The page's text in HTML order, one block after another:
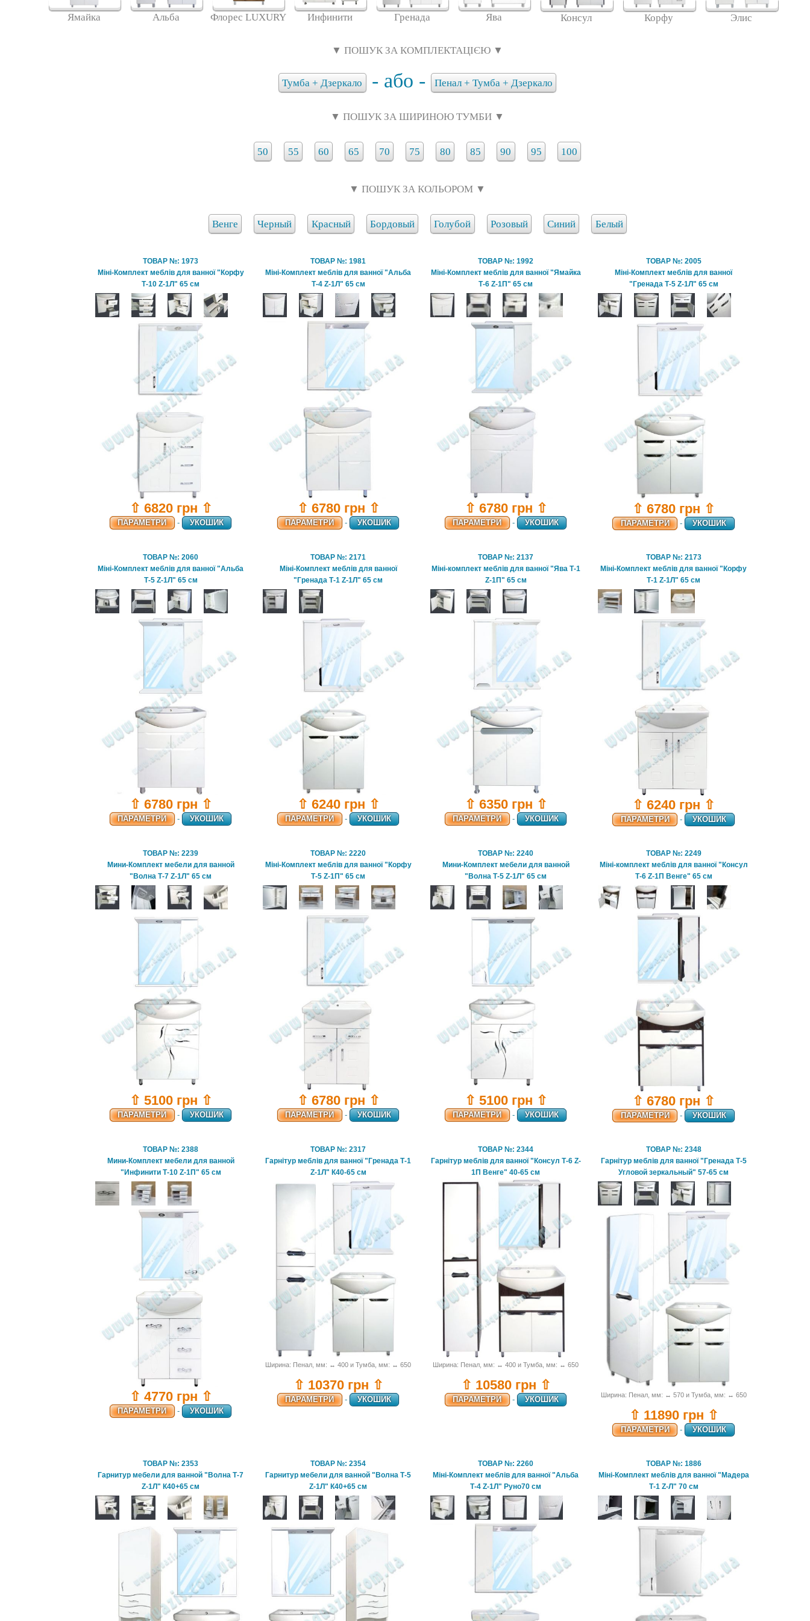
Ямайка Альба Флорес LUXURY Инфинити Гренада Ява Консул Корфу Элис
▼ ПОШУК ЗА КОМПЛЕКТАЦІЄЮ ▼
Тумба + Дзеркало - або - Пенал + Тумба + Дзеркало
▼ ПОШУК ЗА ШИРИНОЮ ТУМБИ ▼
50 55 60 65 70 75 80 85 90 95 100
▼ ПОШУК ЗА КОЛЬОРОМ ▼
Венге Черный Красный Бордовый Голубой Розовый Синий Белый
ТОВАР №: 1973
Міні-Комплект меблів для ванної "Корфу
Т-10 Z-1Л" 65 см
⇧ 6820 грн ⇧
ПАРАМЕТРИ - УКОШИК
ТОВАР №: 1981
Міні-Комплект меблів для ванної "Альба
Т-4 Z-1Л" 65 см
⇧ 6780 грн ⇧
ПАРАМЕТРИ - УКОШИК
ТОВАР №: 1992
Міні-Комплект меблів для ванної "Ямайка
Т-6 Z-1П" 65 см
⇧ 6780 грн ⇧
ПАРАМЕТРИ - УКОШИК
ТОВАР №: 2005
Міні-Комплект меблів для ванної
"Гренада Т-5 Z-1Л" 65 см
⇧ 6780 грн ⇧
ПАРАМЕТРИ - УКОШИК
ТОВАР №: 2060
Міні-Комплект меблів для ванної "Альба
Т-5 Z-1Л" 65 см
⇧ 6780 грн ⇧
ПАРАМЕТРИ - УКОШИК
ТОВАР №: 2171
Міні-Комплект меблів для ванної
"Гренада Т-1 Z-1Л" 65 см
⇧ 6240 грн ⇧
ПАРАМЕТРИ - УКОШИК
ТОВАР №: 2137
Міні-комплект меблів для ванної "Ява Т-1
Z-1П" 65 см
⇧ 6350 грн ⇧
ПАРАМЕТРИ - УКОШИК
ТОВАР №: 2173
Міні-Комплект меблів для ванної "Корфу
Т-1 Z-1Л" 65 см
⇧ 6240 грн ⇧
ПАРАМЕТРИ - УКОШИК
ТОВАР №: 2239
Мини-Комплект мебели для ванной
"Волна Т-7 Z-1Л" 65 см
⇧ 5100 грн ⇧
ПАРАМЕТРИ - УКОШИК
ТОВАР №: 2220
Міні-Комплект меблів для ванної "Корфу
Т-5 Z-1П" 65 см
⇧ 6780 грн ⇧
ПАРАМЕТРИ - УКОШИК
ТОВАР №: 2240
Мини-Комплект мебели для ванной
"Волна Т-5 Z-1Л" 65 см
⇧ 5100 грн ⇧
ПАРАМЕТРИ - УКОШИК
ТОВАР №: 2249
Міні-комплект меблів для ванної "Консул
Т-6 Z-1П Венге" 65 см
⇧ 6780 грн ⇧
ПАРАМЕТРИ - УКОШИК
ТОВАР №: 2388
Мини-Комплект мебели для ванной
"Инфинити Т-10 Z-1П" 65 см
⇧ 4770 грн ⇧
ПАРАМЕТРИ - УКОШИК
ТОВАР №: 2317
Гарнітур меблів для ванної "Гренада Т-1
Z-1Л" К40-65 см
Ширина: Пенал, мм: ↔ 400 и Тумба, мм: ↔ 650
⇧ 10370 грн ⇧
ПАРАМЕТРИ - УКОШИК
ТОВАР №: 2344
Гарнітур меблів для ванної "Консул Т-6 Z-
1П Венге" 40-65 см
Ширина: Пенал, мм: ↔ 400 и Тумба, мм: ↔ 650
⇧ 10580 грн ⇧
ПАРАМЕТРИ - УКОШИК
ТОВАР №: 2348
Гарнітур меблів для ванної "Гренада Т-5
Угловой зеркальный" 57-65 см
Ширина: Пенал, мм: ↔ 570 и Тумба, мм: ↔ 650
⇧ 11890 грн ⇧
ПАРАМЕТРИ - УКОШИК
ТОВАР №: 2353
Гарнитур мебели для ванной "Волна Т-7
Z-1Л" К40+65 см
ТОВАР №: 2354
Гарнитур мебели для ванной "Волна Т-5
Z-1Л" К40+65 см
ТОВАР №: 2260
Міні-Комплект меблів для ванної "Альба
Т-4 Z-1Л" Руно70 см
ТОВАР №: 1886
Міні-Комплект меблів для ванної "Мадера
Т-1 Z-Л" 70 см